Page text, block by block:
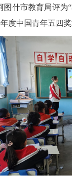
图什市教育局评
度中国青年五四奖